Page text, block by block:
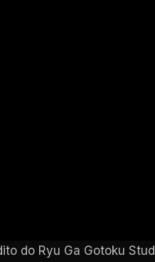
do Ryu Ga Gotoku